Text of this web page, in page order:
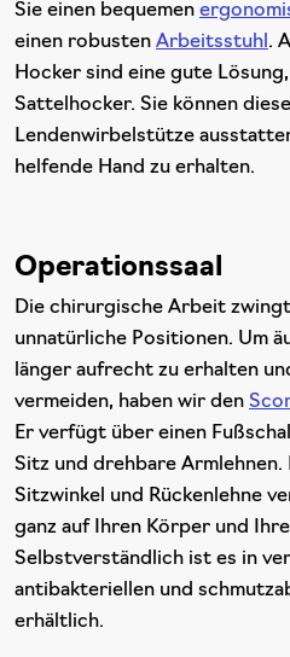
Sie einen bequemen
einen robusten Arbeitsstuhl .
Hocker sind eine gute
Sattelhocker. Sie können
Lendenwirbelstütze
helfende Hand zu erhalten.
Operationssaal
Die chirurgische Arbeit
unnatürliche Positionen. Um
länger aufrecht zu erhalten
vermeiden, haben wir den
Er verfügt über einen
Sitz und drehbare Armlehnen.
Sitzwinkel und Rückenlehne
ganz auf Ihren Körper und
Selbstverständlich ist es in
antibakteriellen und
erhältlich.